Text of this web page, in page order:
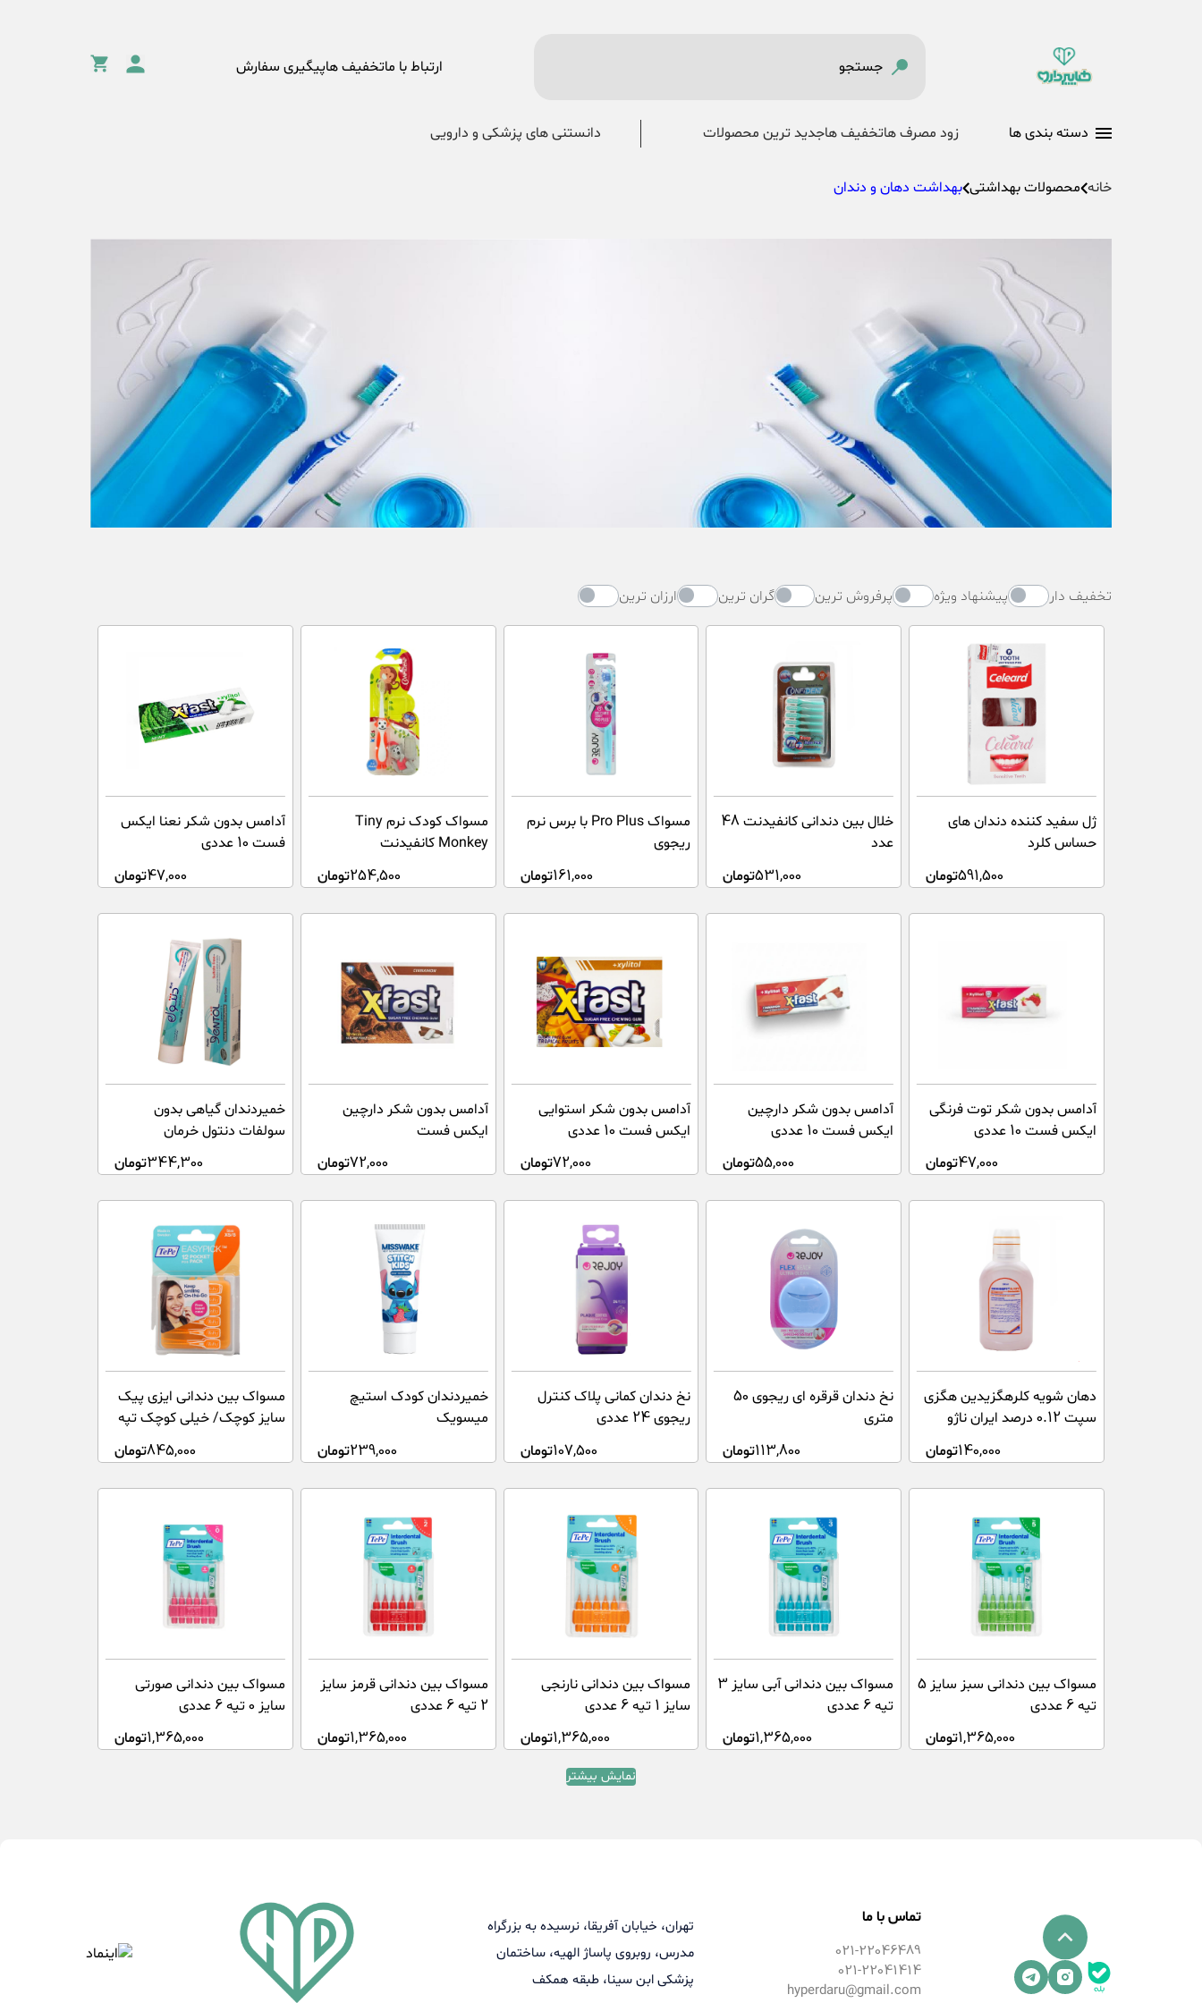
ارتباط با ماتخفیف هاپیگیری سفارش
دسته بندی ها زود مصرف هاتخفیف هاجدید ترین محصولات دانستنی های پزشکی و دارویی
خانه محصولات بهداشتی بهداشت دهان و دندان
تخفیف دار پیشنهاد ویژه پرفروش ترین گران ترین ارزان ترین
ژل سفید کننده دندان های
حساس کلرد
591,500تومان
خلال بین دندانی کانفیدنت 48
عدد
531,000تومان
مسواک Pro Plus با برس نرم
ریجوی
161,000تومان
مسواک کودک نرم Tiny
Monkey کانفیدنت
254,500تومان
آدامس بدون شکر نعنا ایکس
فست 10 عددی
47,000تومان
آدامس بدون شکر توت فرنگی
ایکس فست 10 عددی
47,000تومان
آدامس بدون شکر دارچین
ایکس فست 10 عددی
55,000تومان
آدامس بدون شکر استوایی
ایکس فست 10 عددی
72,000تومان
آدامس بدون شکر دارچین
ایکس فست
72,000تومان
خمیردندان گیاهی بدون
سولفات دنتول خرمان
344,300تومان
دهان شویه کلرهگزیدین هگزی
سپت 0.12 درصد ایران ناژو
140,000تومان
نخ دندان قرقره ای ریجوی 50
متری
113,800تومان
نخ دندان کمانی پلاک کنترل
ریجوی 24 عددی
107,500تومان
خمیردندان کودک استیچ
میسویک
239,000تومان
مسواک بین دندانی ایزی پیک
سایز کوچک/ خیلی کوچک تپه
845,000تومان
مسواک بین دندانی سبز سایز 5
تپه 6 عددی
1,365,000تومان
مسواک بین دندانی آبی سایز 3
تپه 6 عددی
1,365,000تومان
مسواک بین دندانی نارنجی
سایز 1 تپه 6 عددی
1,365,000تومان
مسواک بین دندانی قرمز سایز
2 تپه 6 عددی
1,365,000تومان
مسواک بین دندانی صورتی
سایز 0 تپه 6 عددی
1,365,000تومان
نمایش بیشتر
تماس با ما
021-22046489
021-22041414
hyperdaru@gmail.com
تهران، خیابان آفریقا، نرسیده به بزرگراه
مدرس، روبروی پاساژ الهیه، ساختمان
پزشکی ابن سینا، طبقه همکف